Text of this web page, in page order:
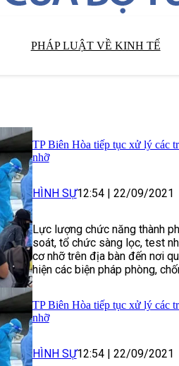
PHÁP LUẬT VỀ KINH TẾ
TP Biên Hòa tiếp tục xử lý các
nhỡ
HÌNH SỰ12:54 | 22/09/2021
Lực lượng chức năng thành
soát, tổ chức sàng lọc, test
cơ nhỡ trên địa bàn đến nơi
hiện các biện pháp phòng,
TP Biên Hòa tiếp tục xử lý các
nhỡ
HÌNH SỰ12:54 | 22/09/2021